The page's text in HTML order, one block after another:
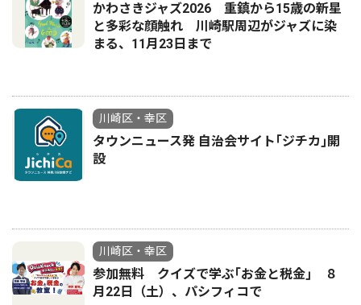
かわさきジャズ2026 重鎮から15歳の新星
と多彩な顔触れ 川崎駅周辺がジャズに染
まる、11月23日まで
川崎区・幸区
タウンニュース発 自治会サイト｢ジチカ｣開
設
川崎区・幸区
参加無料 クイズで学ぶ｢お金と税金｣ ８
月22日（土）、パシフィコで